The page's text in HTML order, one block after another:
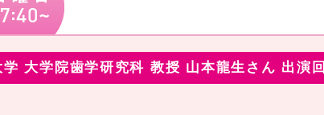
大学院歯学研究科 教授 山本龍生さん 出演回